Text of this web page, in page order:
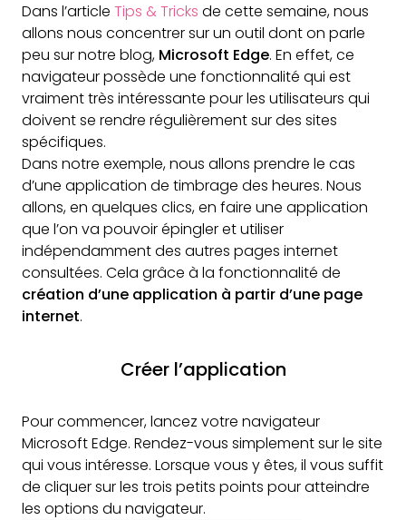
Dans l’article Tips & Tricks de cette semaine, nous
allons nous concentrer sur un outil dont on parle
peu sur notre blog, Microsoft Edge. En effet, ce
navigateur possède une fonctionnalité qui est
vraiment très intéressante pour les utilisateurs qui
doivent se rendre régulièrement sur des sites
spécifiques.
Dans notre exemple, nous allons prendre le cas
d’une application de timbrage des heures. Nous
allons, en quelques clics, en faire une application
que l’on va pouvoir épingler et utiliser
indépendamment des autres pages internet
consultées. Cela grâce à la fonctionnalité de
création d’une application à partir d’une page
internet.
Créer l’application
Pour commencer, lancez votre navigateur
Microsoft Edge. Rendez-vous simplement sur le site
qui vous intéresse. Lorsque vous y êtes, il vous suffit
de cliquer sur les trois petits points pour atteindre
les options du navigateur.